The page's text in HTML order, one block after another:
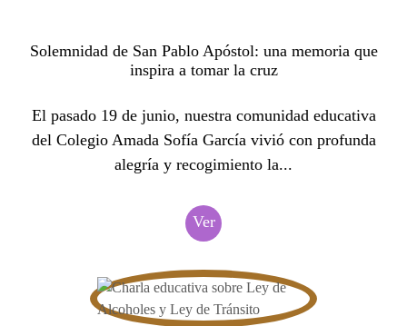
Solemnidad de San Pablo Apóstol: una memoria que
inspira a tomar la cruz
El pasado 19 de junio, nuestra comunidad educativa
del Colegio Amada Sofía García vivió con profunda
alegría y recogimiento la...
Ver